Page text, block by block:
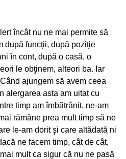
încât nu ne mai permite să
după funcţii, după poziţie
în cont, după o casă, o
le obţinem, alteori ba. Iar
ajungem să avem ceea
alergarea asta am uitat cu
timp am îmbătrânit, ne-am
rămâne prea mult timp să ne
le-am dorit şi care altădată ni
ne facem timp, cât de cât,
mult ca sigur că nu ne pasă